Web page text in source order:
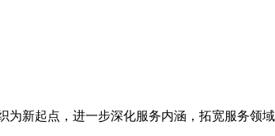
新起点，进一步深化服务内涵，拓宽服务领